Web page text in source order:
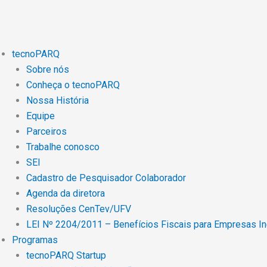
conteúdo
tecnoPARQ
Sobre nós
Conheça o tecnoPARQ
Nossa História
Equipe
Parceiros
Trabalhe conosco
SEI
Cadastro de Pesquisador Colaborador
Agenda da diretora
Resoluções CenTev/UFV
LEI Nº 2204/2011 – Benefícios Fiscais para Empresas
Programas
tecnoPARQ Startup